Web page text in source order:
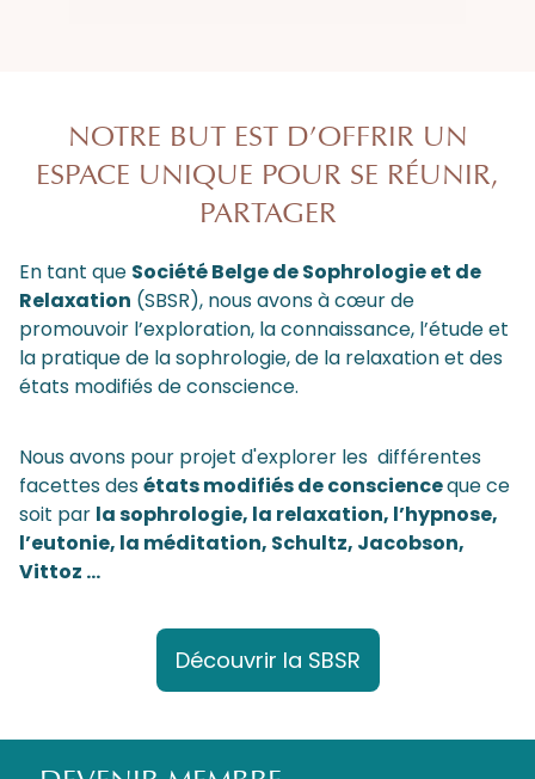
NOTRE BUT EST D’OFFRIR UN
ESPACE UNIQUE POUR SE RÉUNIR,
PARTAGER
En tant que Société Belge de Sophrologie et de
Relaxation (SBSR), nous avons à cœur de
promouvoir l’exploration, la connaissance, l’étude et
la pratique de la sophrologie, de la relaxation et des
états modifiés de conscience.
Nous avons pour projet d'explorer les différentes
facettes desétats modifiés de conscienceque ce
soit par la sophrologie, la relaxation, l’hypnose,
l’eutonie, la méditation, Schultz, Jacobson,
Vittoz …
Découvrir la SBSR